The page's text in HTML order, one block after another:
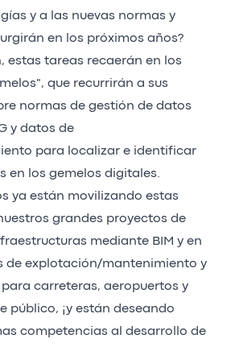
y a las nuevas normas y
en los próximos años?
estas tareas recaerán en los
que recurrirán a sus
normas de gestión de datos
y datos de
para localizar e identificar
en los gemelos digitales.
ya están movilizando estas
grandes proyectos de
mediante BIM y en
de explotación/mantenimiento y
carreteras, aeropuertos y
público, ¡y están deseando
competencias al desarrollo de